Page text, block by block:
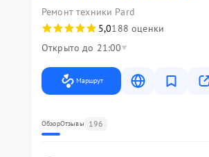
Ремонт техники Pard
5,0188 оценки
Открыто до 21:00
Маршрут
ОбзорОтзывы 196